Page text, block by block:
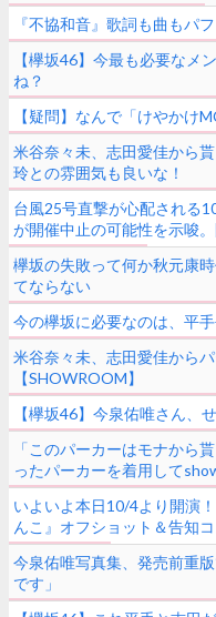
『不協和音』歌詞も曲もパ
【欅坂46】今最も必要なメ
ね？
【疑問】なんで「けやかけ
米谷奈々未、志田愛佳から
玲との雰囲気も良いな！
台風25号直撃が心配される
が開催中止の可能性を示唆
欅坂の失敗って何か秋元康
てならない
今の欅坂に必要なのは、平
米谷奈々未、志田愛佳から
【SHOWROOM】
【欅坂46】今泉佑唯さん、
「このパーカーはモナから
ったパーカーを着用して
いよいよ本日10/4より開演
んこ』オフショット＆告知
今泉佑唯写真集、発売前重
です」